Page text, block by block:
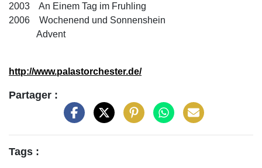
2003 An Einem Tag im Fruhling
2006 Wochenend und Sonnenshein
Advent
http://www.palastorchester.de/
Partager :
Tags :